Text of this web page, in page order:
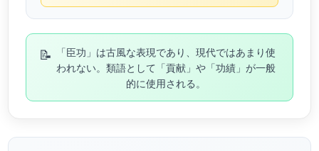
📝
「臣功」は古風な表現であり、現代ではあまり使
われない。類語として「貢献」や「功績」が一般
的に使用される。